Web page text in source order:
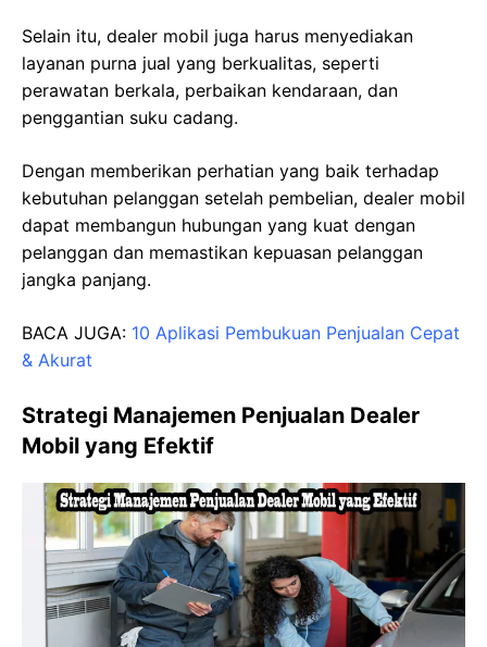
Selain itu, dealer mobil juga harus menyediakan
layanan purna jual yang berkualitas, seperti
perawatan berkala, perbaikan kendaraan, dan
penggantian suku cadang.
Dengan memberikan perhatian yang baik terhadap
kebutuhan pelanggan setelah pembelian, dealer mobil
dapat membangun hubungan yang kuat dengan
pelanggan dan memastikan kepuasan pelanggan
jangka panjang.
BACA JUGA: 10 Aplikasi Pembukuan Penjualan Cepat
& Akurat
Strategi Manajemen Penjualan Dealer
Mobil yang Efektif